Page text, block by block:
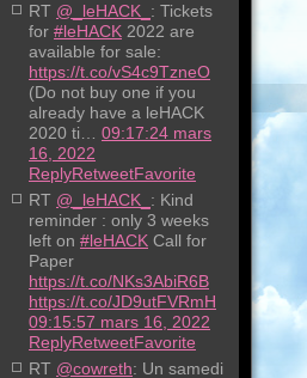
RT @_leHACK_ : Tickets
for #leHACK 2022 are
available for sale:
https://t.co/vS4c9TzneO
(Do not buy one if you
already have a leHACK
2020 ti…
09:17:24 mars
16, 2022
ReplyRetweetFavorite
RT @_leHACK_ : Kind
reminder : only 3 weeks
left on #leHACK Call for
Paper
https://t.co/NKs3AbiR6B
https://t.co/JD9utFVRmH
09:15:57 mars 16, 2022
ReplyRetweetFavorite
RT @cowreth: Un samedi